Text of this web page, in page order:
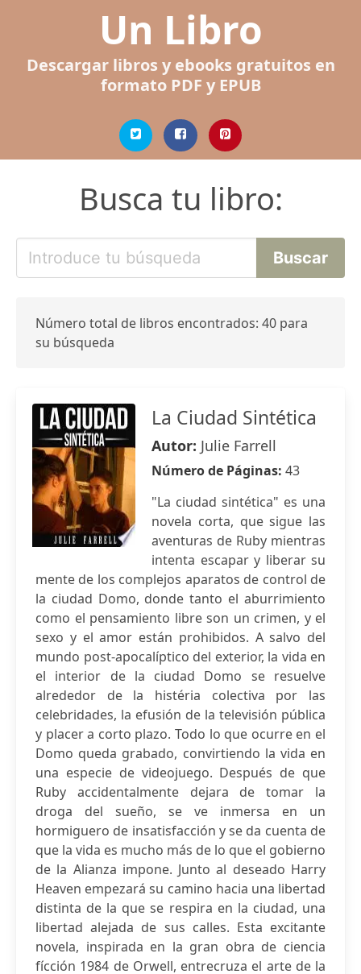
Un Libro
Descargar libros y ebooks gratuitos en
formato PDF y EPUB
Busca tu libro:
Número total de libros encontrados: 40 para
su búsqueda
La Ciudad Sintética
Autor: Julie Farrell
Número de Páginas: 43
"La ciudad sintética" es una
novela corta, que sigue las
aventuras de Ruby mientras
intenta escapar y liberar su
mente de los complejos aparatos de control de
la ciudad Domo, donde tanto el aburrimiento
como el pensamiento libre son un crimen, y el
sexo y el amor están prohibidos. A salvo del
mundo post-apocalíptico del exterior, la vida en
el interior de la ciudad Domo se resuelve
alrededor de la histéria colectiva por las
celebridades, la efusión de la televisión pública
y placer a corto plazo. Todo lo que ocurre en el
Domo queda grabado, convirtiendo la vida en
una especie de videojuego. Después de que
Ruby accidentalmente dejara de tomar la
droga del sueño, se ve inmersa en un
hormiguero de insatisfacción y se da cuenta de
que la vida es mucho más de lo que el gobierno
de la Alianza impone. Junto al deseado Harry
Heaven empezará su camino hacia una libertad
distinta de la que se respira en la ciudad, una
libertad alejada de sus calles. Esta excitante
novela, inspirada en la gran obra de ciencia
fícción 1984 de Orwell, entrecruza el arte de la